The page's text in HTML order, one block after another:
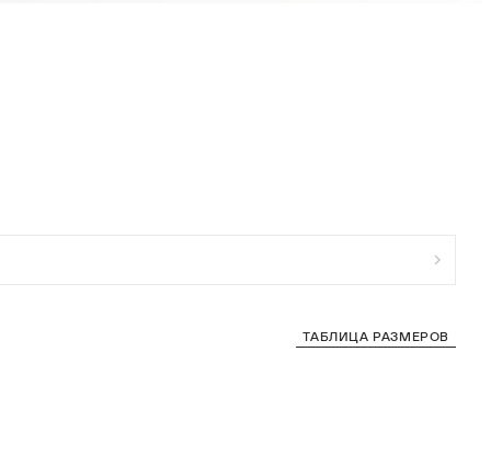
ТАБЛИЦА РАЗМЕРОВ